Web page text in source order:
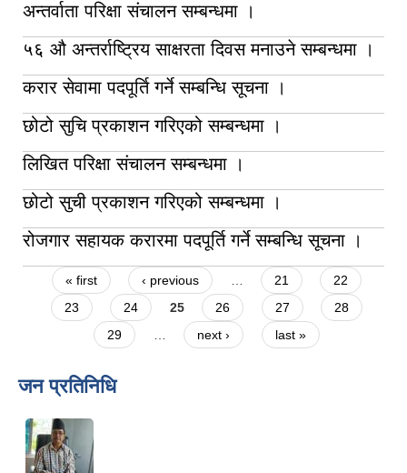
अन्तर्वाता परिक्षा संचालन सम्बन्धमा ।
५६ औ अन्तर्राष्ट्रिय साक्षरता दिवस मनाउने सम्बन्धमा ।
करार सेवामा पदपूर्ति गर्ने सम्बन्धि सूचना ।
छोटो सुचि प्रकाशन गरिएको सम्बन्धमा ।
लिखित परिक्षा संचालन सम्बन्धमा ।
छोटो सुची प्रकाशन गरिएको सम्बन्धमा ।
रोजगार सहायक करारमा पदपूर्ति गर्ने सम्बन्धि सूचना ।
Pages
« first ‹ previous … 21
22
23
24 25 26 27
28
29
… next › last »
जन प्रतिनिधि